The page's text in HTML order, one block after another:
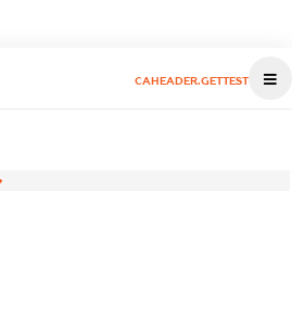
CAHEADER.GETTEST